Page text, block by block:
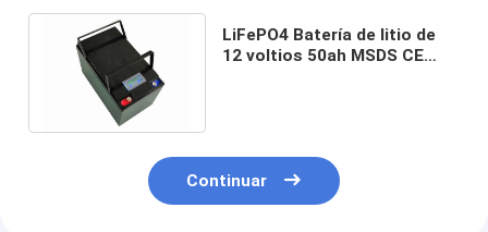
LiFePO4 Batería de litio de
12 voltios 50ah MSDS CE
Continuar